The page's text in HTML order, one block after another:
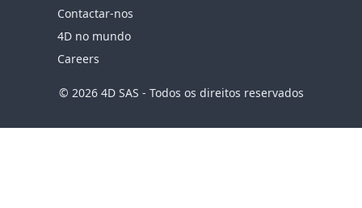
Contactar-nos
4D no mundo
Careers
© 2026 4D SAS - Todos os direitos reservados